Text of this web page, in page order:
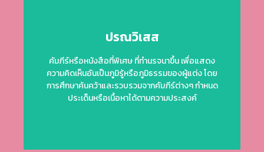
ปรณวิเสส
คัมภีร์หรือหนังสือที่พิเศษ ที่ทำนรจนาขึ้น เพื่อแสดง
ความคิดเห็นอันเป็นภูมิรู้หรือภูมิธรรมของผู้แต่ง โดย
การศึกษาค้นคว้าและรวบรวมจากคัมภีร์ต่างๆ กำหนด
ประเด็นหรือเนื้อหาได้ตามความประสงค์
คัมภีร์หรือหนังสือที่พิเศษ ที่ทำนรจนาขึ้น เพื่อแสดง
ความคิดเห็นอันเป็นภูมิรู้หรือภูมิธรรมของผู้แต่ง โดย
การศึกษาค้นคว้าและรวบรวมจากคัมภีร์ต่างๆ กำหนด
ประเด็นหรือเนื้อหาได้ตามความประสงค์